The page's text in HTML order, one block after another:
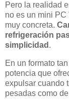
Pero la realidad
no es un mini
muy concreta.
refrigeración
simplicidad .
En un formato
potencia que
expulsar cuando
pesadas como